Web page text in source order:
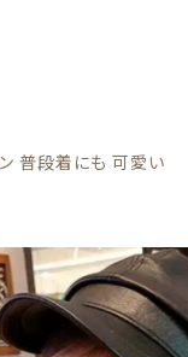
普段着にも 可愛い
しました
レモニーウェア カー
イズ